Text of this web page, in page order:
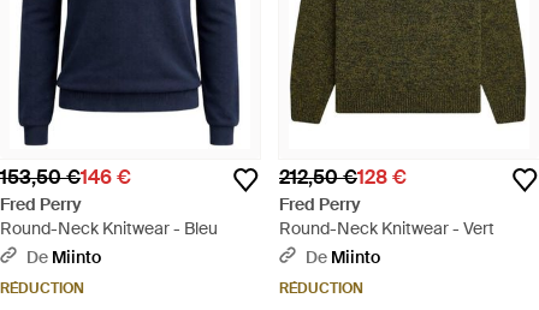
153,50 €146 €
Fred Perry
Round-Neck Knitwear - Bleu
De Miinto
RÉDUCTION
212,50 €128 €
Fred Perry
Round-Neck Knitwear - Vert
De Miinto
RÉDUCTION